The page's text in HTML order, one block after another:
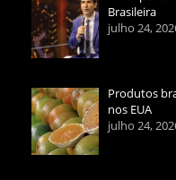
Brasileira
julho 24,
Produtos
nos EUA
julho 24,